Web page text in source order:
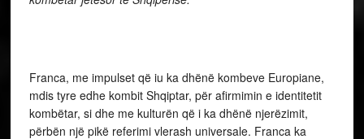
Franca, me impulset që iu ka dhënë kombeve Europiane,
mdis tyre edhe kombit Shqiptar, për afirmimin e identitetit
kombëtar, si dhe me kulturën që i ka dhënë njerëzimit,
përbën një pikë referimi vlerash universale. Franca ka